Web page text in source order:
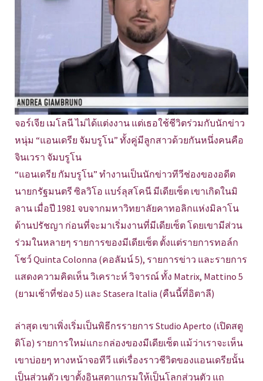
จอร์เจีย เมโลนี ไม่ได้แต่งงาน แต่เธอใช้ชีวิตร่วมกับนักข่าว
หนุ่ม “แอนเดรีย จัมบรูโน” ทั้งคู่มีลูกสาวด้วยกันหนึ่งคนคือ
จินเวรา จัมบรูโน
“แอนเดรีย กัมบรูโน” ทำงานเป็นนักข่าวทีวีช่องของอดีต
นายกรัฐมนตรี ซิลวิโอ แบร์ลุสโคนี มีเดียเซ็ต เขาเกิดในมิ
ลาน เมื่อปี 1981 จบจากมหาวิทยาลัยคาทอลิกแห่งมิลาโน
ด้านปรัชญา ก่อนที่จะมาเริ่มงานที่มีเดียเซ็ต โดยเขามีส่วน
ร่วมในหลายๆ รายการของมีเดียเซ็ต ตั้งแต่รายการทอล์ก
โชว์ Quinta Colonna (คอลัมน์ 5), รายการข่าว และรายการ
แสดงความคิดเห็น วิเคราะห์ วิจารณ์ ทั้ง Matrix, Mattino 5
(ยามเช้าที่ช่อง 5) และ Stasera Italia (คืนนี้ที่อิตาลี)
ล่าสุด เขาเพิ่งเริ่มเป็นพิธีกรรายการ Studio Aperto (เปิดสตู
ดิโอ) รายการใหม่แกะกล่องของมีเดียเซ็ต แม้ว่าเราจะเห็น
เขาบ่อยๆ ทางหน้าจอทีวี แต่เรื่องราวชีวิตของแอนเดรียนั้น
เป็นส่วนตัว เขาตั้งอินสตาแกรมให้เป็นโลกส่วนตัว แถ